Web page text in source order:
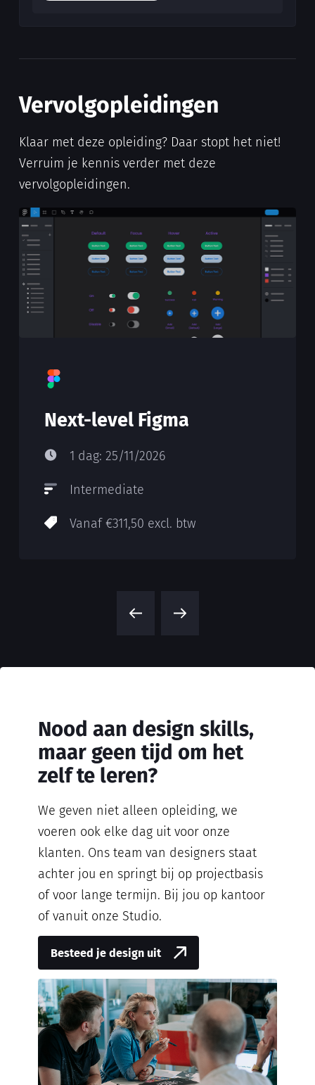
Vervolgopleidingen
Klaar met deze opleiding? Daar stopt het niet!
Verruim je kennis verder met deze
vervolgopleidingen.
Next-level Figma
1 dag: 25/11/2026
Intermediate
Vanaf €311,50 excl. btw
Nood aan design skills,
maar geen tijd om het
zelf te leren?
We geven niet alleen opleiding, we
voeren ook elke dag uit voor onze
klanten. Ons team van designers staat
achter jou en springt bij op projectbasis
of voor lange termijn. Bij jou op kantoor
of vanuit onze Studio.
Besteed je design uit